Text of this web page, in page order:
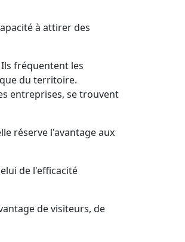
à attirer des
fréquentent les
du territoire.
entreprises, se trouvent
réserve l'avantage aux
de l'efficacité
de visiteurs, de